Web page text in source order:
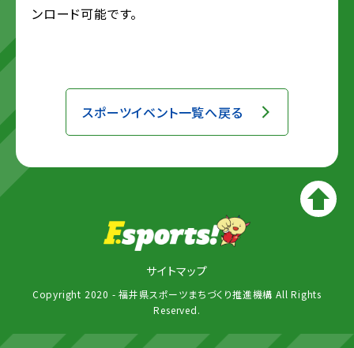
ンロード可能です。
スポーツイベント一覧へ戻る
サイトマップ
Copyright 2020 - 福井県スポーツまちづくり推進機構 All Rights
Reserved.